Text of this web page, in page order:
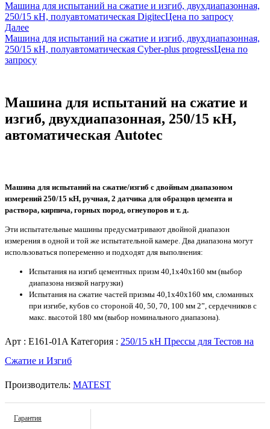
Машина для испытаний на сжатие и изгиб, двухдиапазонная,
250/15 кН, полуавтоматическая DigitecЦена по запросу
Далее
Машина для испытаний на сжатие и изгиб, двухдиапазонная,
250/15 кН, полуавтоматическая Cyber-plus progressЦена по
запросу
Машина для испытаний на сжатие и
изгиб, двухдиапазонная, 250/15 кН,
автоматическая Autotec
Машина для испытаний на сжатие/изгиб с двойным диапазоном
измерений 250/15 кН, ручная, 2 датчика для образцов цемента и
раствора, кирпича, горных пород, огнеупоров и т. д.
Эти испытательные машины предусматривают двойной диапазон
измерения в одной и той же испытательной камере. Два диапазона могут
использоваться попеременно и подходят для выполнения:
Испытания на изгиб цементных призм 40,1x40x160 мм (выбор
диапазона низкой нагрузки)
Испытания на сжатие частей призмы 40,1x40x160 мм, сломанных
при изгибе, кубов со стороной 40, 50, 70, 100 мм 2”, сердечников с
макс. высотой 180 мм (выбор номинального диапазона).
Арт : E161-01A Категория : 250/15 кН Прессы для Тестов на
Сжатие и Изгиб
Производитель: MATEST
Гарантия